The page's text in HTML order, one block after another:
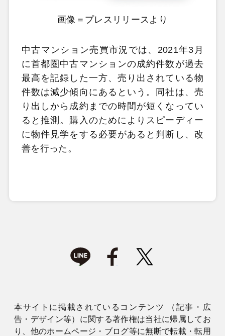
画像＝プレスリリースより
中古マンション売買市況では、2021年3月
に首都圏中古マンションの成約件数が過去
最高を記録した一方、売り出されている物
件数は減少傾向にあるという。同社は、売
り出しから成約までの時間が短くなってい
ると推測。購入のためによりスピーディー
に物件見学をする必要があると判断し、改
善を行った。
本サイトに掲載されているコンテンツ （記事・広
告・デザイン等）に関する著作権は当社に帰属してお
り、他のホームページ・ブログ等に無断で転載・転用